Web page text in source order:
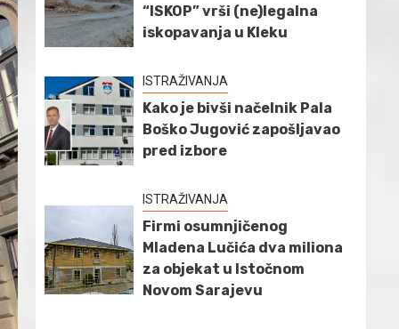
“ISKOP” vrši (ne)legalna
iskopavanja u Kleku
ISTRAŽIVANJA
Kako je bivši načelnik Pala
Boško Jugović zapošljavao
pred izbore
ISTRAŽIVANJA
Firmi osumnjičenog
Mladena Lučića dva miliona
za objekat u Istočnom
Novom Sarajevu